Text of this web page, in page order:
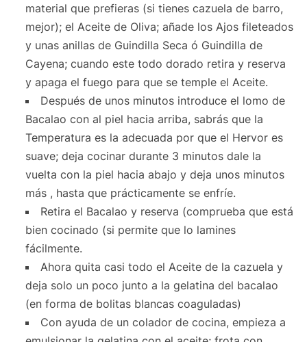
material que prefieras (si tienes cazuela de barro,
mejor); el Aceite de Oliva; añade los Ajos fileteados
y unas anillas de Guindilla Seca ó Guindilla de
Cayena; cuando este todo dorado retira y reserva
y apaga el fuego para que se temple el Aceite.
Después de unos minutos introduce el lomo de
Bacalao con al piel hacia arriba, sabrás que la
Temperatura es la adecuada por que el Hervor es
suave; deja cocinar durante 3 minutos dale la
vuelta con la piel hacia abajo y deja unos minutos
más , hasta que prácticamente se enfríe.
Retira el Bacalao y reserva (comprueba que está
bien cocinado (si permite que lo lamines
fácilmente.
Ahora quita casi todo el Aceite de la cazuela y
deja solo un poco junto a la gelatina del bacalao
(en forma de bolitas blancas coaguladas)
Con ayuda de un colador de cocina, empieza a